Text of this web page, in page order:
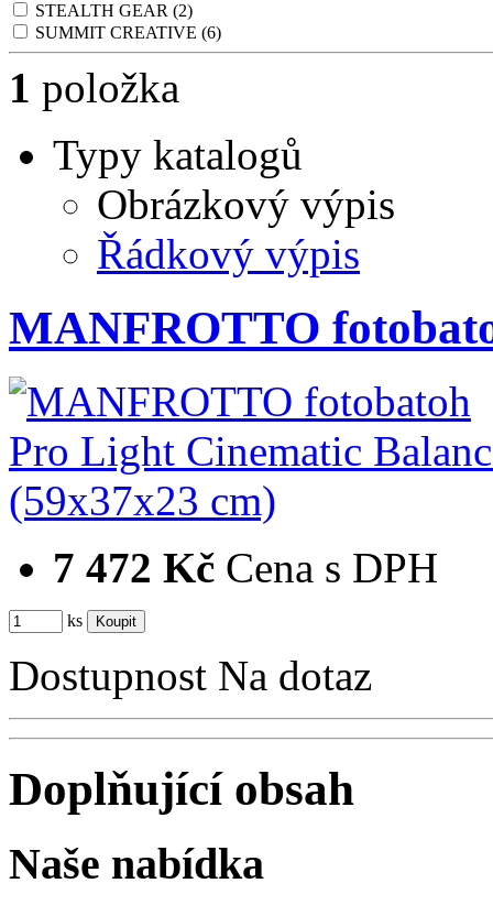
STEALTH GEAR (2)
SUMMIT CREATIVE (6)
1 položka
Typy katalogů
Obrázkový výpis
Řádkový výpis
MANFROTTO
7 472 Kč Cena s DPH
ks
Dostupnost Na dotaz
Doplňující obsah
Naše nabídka